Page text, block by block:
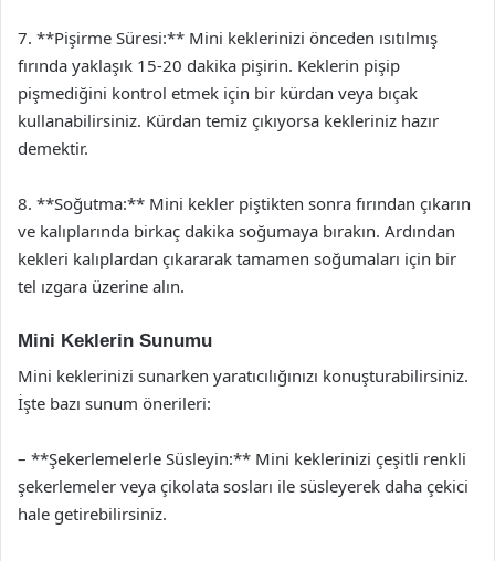
7. **Pişirme Süresi:** Mini keklerinizi önceden ısıtılmış
fırında yaklaşık 15-20 dakika pişirin. Keklerin pişip
pişmediğini kontrol etmek için bir kürdan veya bıçak
kullanabilirsiniz. Kürdan temiz çıkıyorsa kekleriniz hazır
demektir.
8. **Soğutma:** Mini kekler piştikten sonra fırından çıkarın
ve kalıplarında birkaç dakika soğumaya bırakın. Ardından
kekleri kalıplardan çıkararak tamamen soğumaları için bir
tel ızgara üzerine alın.
Mini Keklerin Sunumu
Mini keklerinizi sunarken yaratıcılığınızı konuşturabilirsiniz.
İşte bazı sunum önerileri:
– **Şekerlemelerle Süsleyin:** Mini keklerinizi çeşitli renkli
şekerlemeler veya çikolata sosları ile süsleyerek daha çekici
hale getirebilirsiniz.